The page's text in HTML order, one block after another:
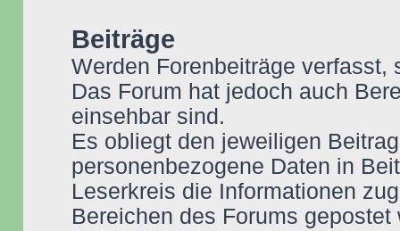
Beiträge
Werden Forenbeiträge
Das Forum hat jedoch auch
einsehbar sind.
Es obliegt den jeweiligen
personenbezogene Daten in
Leserkreis die Informationen
Bereichen des Forums gepostet